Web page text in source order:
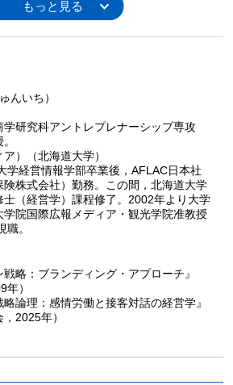
んいち）
研究科アントレプレナーシップ専攻
）（北海道大学）
学経営情報学部卒業後，AFLAC日本社
険株式会社）勤務。この間，北海道大学
士（経営学）課程修了。2002年より大学
院国際広報メディア・観光学院准教授
。
戦略：ブランディング・アプローチ』
年）
略論理：感情労働と接客対話の経営学』
2025年）